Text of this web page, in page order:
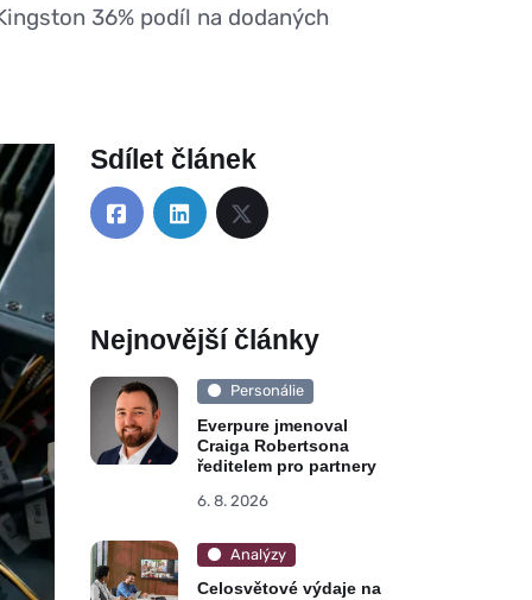
36% podíl na dodaných
Sdílet článek
Nejnovější články
Personálie
Everpure jmenoval
Craiga Robertsona
ředitelem pro partnery
6. 8. 2026
Analýzy
Celosvětové výdaje na